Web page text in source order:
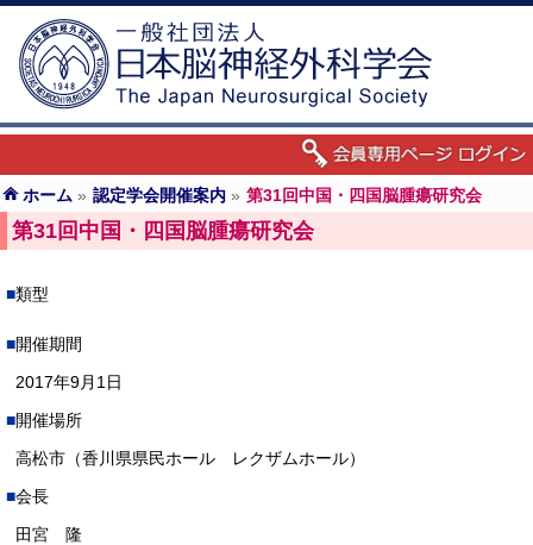
ホーム » 認定学会開催案内 » 第31回中国・四国脳腫瘍研究会
第31回中国・四国脳腫瘍研究会
類型
開催期間
2017年9月1日
開催場所
高松市（香川県県民ホール レクザムホール）
会長
田宮 隆